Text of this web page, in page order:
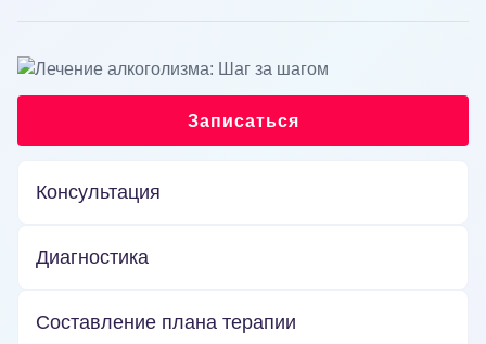
Консультация
Диагностика
Составление плана терапии
Записаться